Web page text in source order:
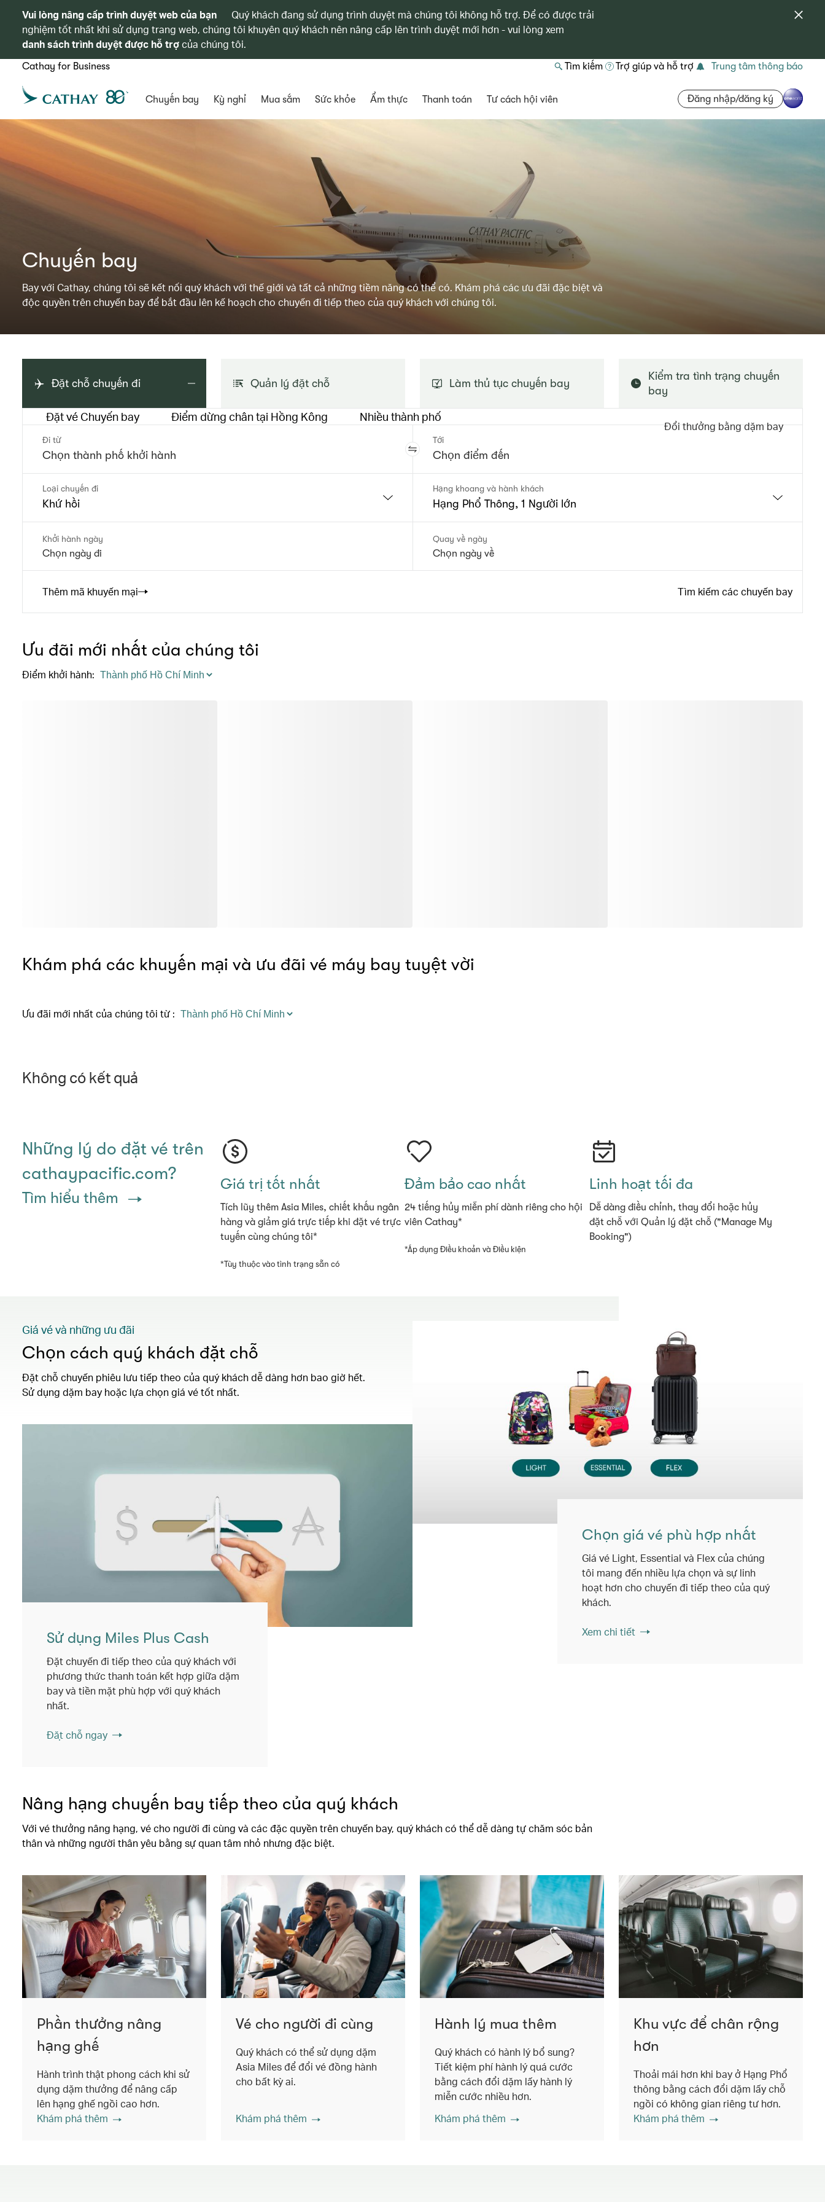
Vui lòng nâng cấp trình duyệt web của bạn
Quý khách đang sử dụng trình duyệt mà chúng tôi không hỗ trợ. Để có được trải
nghiệm tốt nhất khi sử dụng trang web, chúng tôi khuyên quý khách nên nâng cấp lên trình duyệt mới hơn - vui lòng xem
danh sách trình duyệt được hỗ trợcủa chúng tôi.
Cathay for Business Tìm kiếm Trợ giúp và hỗ trợ Trung tâm thông báo
Chuyến bay Kỳ nghỉ Mua sắm Sức khỏe Ẩm thực Thanh toán Tư cách hội viên Đăng nhập/đăng ký
Chuyến bay
Bay với Cathay, chúng tôi sẽ kết nối quý khách với thế giới và tất cả những tiềm năng có thể có. Khám phá các ưu đãi đặc biệt và
độc quyền trên chuyến bay để bắt đầu lên kế hoạch cho chuyến đi tiếp theo của quý khách với chúng tôi.
Đặt chỗ chuyến đi
Đặt vé Chuyến bay Điểm dừng chân tại Hồng Kông Nhiều thành phố
Đổi thưởng bằng dặm bay
Đi từ Tới
Loại chuyến đi
Khứ hồi
Hạng khoang và hành khách
Hạng Phổ Thông, 1 Người lớn
Khởi hành ngày
Chọn ngày đi
Quay về ngày
Chọn ngày về
Thêm mã khuyến mại Tìm kiếm các chuyến bay
Quản lý đặt chỗ Làm thủ tục chuyến bay
Kiểm tra tình trạng chuyến
bay
Ưu đãi mới nhất của chúng tôi
Điểm khởi hành:
Khám phá các khuyến mại và ưu đãi vé máy bay tuyệt vời
Ưu đãi mới nhất của chúng tôi từ :
Không có kết quả
Những lý do đặt vé trên
cathaypacific.com?
Tìm hiểu thêm
Giá trị tốt nhất
Tích lũy thêm Asia Miles, chiết khấu ngân
hàng và giảm giá trực tiếp khi đặt vé trực
tuyến cùng chúng tôi*
*Tùy thuộc vào tình trạng sẵn có
Đảm bảo cao nhất
24 tiếng hủy miễn phí dành riêng cho hội
viên Cathay*
*Áp dụng Điều khoản và Điều kiện
Linh hoạt tối đa
Dễ dàng điều chỉnh, thay đổi hoặc hủy
đặt chỗ với Quản lý đặt chỗ ("Manage My
Booking")
Giá vé và những ưu đãi
Chọn cách quý khách đặt chỗ
Đặt chỗ chuyến phiêu lưu tiếp theo của quý khách dễ dàng hơn bao giờ hết.
Sử dụng dặm bay hoặc lựa chọn giá vé tốt nhất.
Chọn giá vé phù hợp nhất
Giá vé Light, Essential và Flex của chúng
tôi mang đến nhiều lựa chọn và sự linh
hoạt hơn cho chuyến đi tiếp theo của quý
khách.
Xem chi tiết
Sử dụng Miles Plus Cash
Đặt chuyến đi tiếp theo của quý khách với
phương thức thanh toán kết hợp giữa dặm
bay và tiền mặt phù hợp với quý khách
nhất.
Đặt chỗ ngay
Nâng hạng chuyến bay tiếp theo của quý khách
Với vé thưởng nâng hạng, vé cho người đi cùng và các đặc quyền trên chuyến bay, quý khách có thể dễ dàng tự chăm sóc bản
thân và những người thân yêu bằng sự quan tâm nhỏ nhưng đặc biệt.
Phần thưởng nâng
hạng ghế
Hành trình thật phong cách khi sử
dụng dặm thưởng để nâng cấp
lên hạng ghế ngồi cao hơn.
Khám phá thêm
Vé cho người đi cùng
Quý khách có thể sử dụng dặm
Asia Miles để đổi vé đồng hành
cho bất kỳ ai.
Khám phá thêm
Hành lý mua thêm
Quý khách có hành lý bổ sung?
Tiết kiệm phí hành lý quá cước
bằng cách đổi dặm lấy hành lý
miễn cước nhiều hơn.
Khám phá thêm
Khu vực để chân rộng
hơn
Thoải mái hơn khi bay ở Hạng Phổ
thông bằng cách đổi dặm lấy chỗ
ngồi có không gian riêng tư hơn.
Khám phá thêm